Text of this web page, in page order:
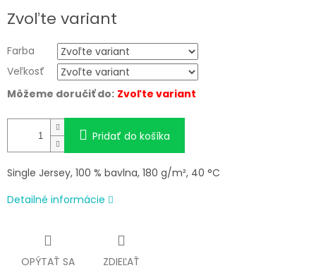
cena:
Zvoľte variant
Farba
Veľkosť
Môžeme doručiť do: Zvoľte variant
Pridať do košíka
Single Jersey, 100 % bavlna, 180 g/m², 40 °C
Detailné informácie
OPÝTAŤ SA ZDIEĽAŤ